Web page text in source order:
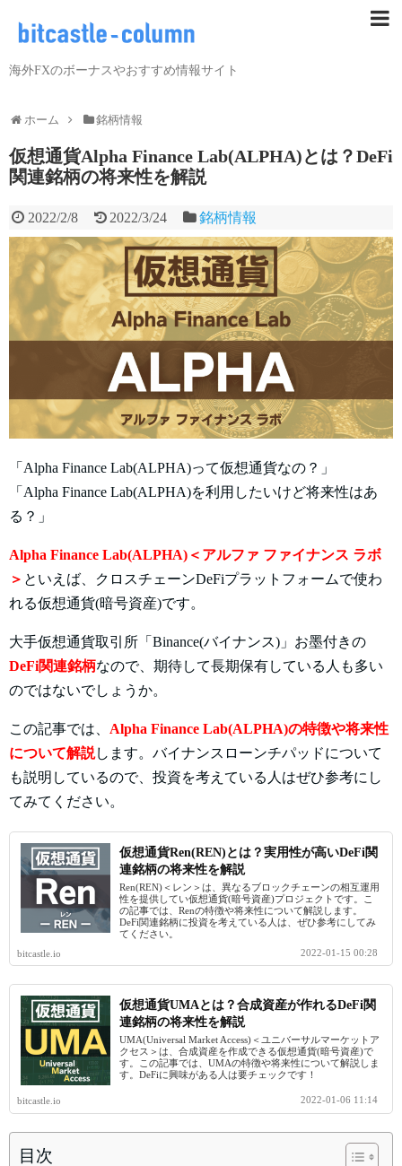
海外FXのボーナスやおすすめ情報サイト
ホーム 銘柄情報
仮想通貨Alpha Finance Lab(ALPHA)とは？DeFi
関連銘柄の将来性を解説
2022/2/8 2022/3/24 銘柄情報
「Alpha Finance Lab(ALPHA)って仮想通貨なの？」
「Alpha Finance Lab(ALPHA)を利用したいけど将来性はあ
る？」
Alpha Finance Lab(ALPHA)＜アルファ ファイナンス ラボ
＞ といえば、クロスチェーンDeFiプラットフォームで使わ
れる仮想通貨(暗号資産)です。
大手仮想通貨取引所「Binance(バイナンス)」お墨付きの
DeFi関連銘柄なので、期待して長期保有している人も多い
のではないでしょうか。
この記事では、 Alpha Finance Lab(ALPHA)の特徴や将来性
について解説します。バイナンスローンチパッドについて
も説明しているので、投資を考えている人はぜひ参考にし
てみてください。
仮想通貨Ren(REN)とは？実用性が高いDeFi関
連銘柄の将来性を解説
Ren(REN)＜レン＞は、異なるブロックチェーンの相互運用
性を提供してい仮想通貨(暗号資産)プロジェクトです。こ
の記事では、Renの特徴や将来性について解説します。
DeFi関連銘柄に投資を考えている人は、ぜひ参考にしてみ
てください。
bitcastle.io
2022-01-15 00:28
仮想通貨UMAとは？合成資産が作れるDeFi関
連銘柄の将来性を解説
UMA(Universal Market Access)＜ユニバーサルマーケットア
クセス＞は、合成資産を作成できる仮想通貨(暗号資産)で
す。この記事では、UMAの特徴や将来性について解説しま
す。DeFiに興味がある人は要チェックです！
bitcastle.io 2022-01-06 11:14
目次